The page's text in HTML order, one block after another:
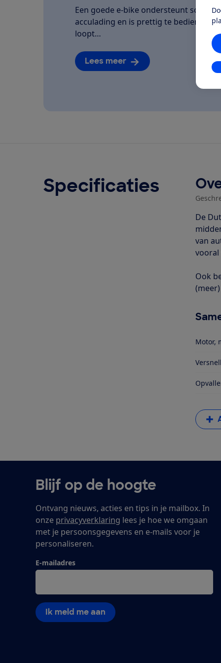
Een goede e-bike ondersteunt soepel,
acculading en is prettig te bedienen.
loopt…
Lees meer
Specificaties
De
van
vooral
Ook
Motor,
Blijf op de hoogte
Ontvang nieuws, acties en tips in je mailbox. In
onze privacyverklaring lees je hoe we omgaan
met je persoonsgegevens en e-mails voor je
personaliseren.
E-mailadres
Ik meld me aan